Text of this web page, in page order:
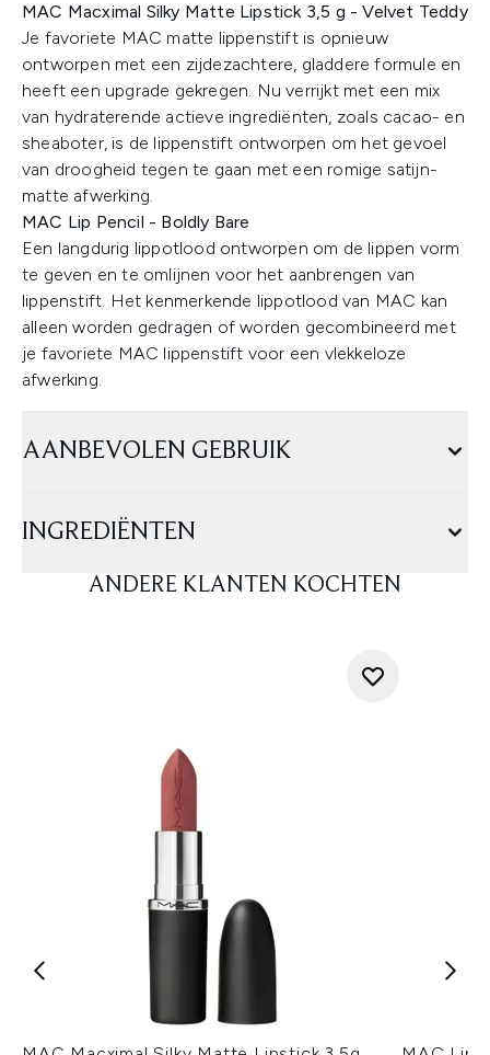
MAC Macximal Silky Matte Lipstick 3,5 g - Velvet Teddy
Je favoriete MAC matte lippenstift is opnieuw
ontworpen met een zijdezachtere, gladdere formule en
heeft een upgrade gekregen. Nu verrijkt met een mix
van hydraterende actieve ingrediënten, zoals cacao- en
sheaboter, is de lippenstift ontworpen om het gevoel
van droogheid tegen te gaan met een romige satijn-
matte afwerking.
MAC Lip Pencil - Boldly Bare
Een langdurig lippotlood ontworpen om de lippen vorm
te geven en te omlijnen voor het aanbrengen van
lippenstift. Het kenmerkende lippotlood van MAC kan
alleen worden gedragen of worden gecombineerd met
je favoriete MAC lippenstift voor een vlekkeloze
afwerking.
AANBEVOLEN GEBRUIK
INGREDIËNTEN
ANDERE KLANTEN KOCHTEN